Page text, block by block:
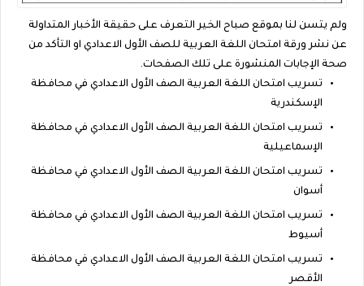
ولم يتسن لنا بموقع صباح الخير التعرف على حقيقة الأخبار المتداولة
عن نشر ورقة امتحان اللغة العربية للصف الأول الاعدادي او التأكد من
صحة الإجابات المنشورة على تلك الصفحات.
تسريب امتحان اللغة العربية الصف الأول الاعدادي في محافظة
الإسكندرية
تسريب امتحان اللغة العربية الصف الأول الاعدادي في محافظة
الإسماعيلية
تسريب امتحان اللغة العربية الصف الأول الاعدادي في محافظة
أسوان
تسريب امتحان اللغة العربية الصف الأول الاعدادي في محافظة
أسيوط
تسريب امتحان اللغة العربية الصف الأول الاعدادي في محافظة
الأقصر